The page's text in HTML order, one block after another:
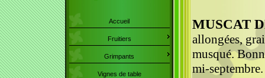
MUSCAT
allongées,
musqué.
mi-septembre.
Accueil
Fruitiers
Grimpants
Vignes de table